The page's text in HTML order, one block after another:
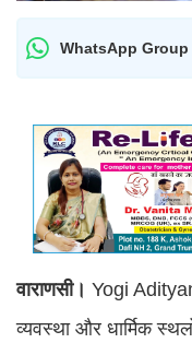
WhatsApp Group
वाराणसी। Yogi
व्यवस्था और धार्मिक